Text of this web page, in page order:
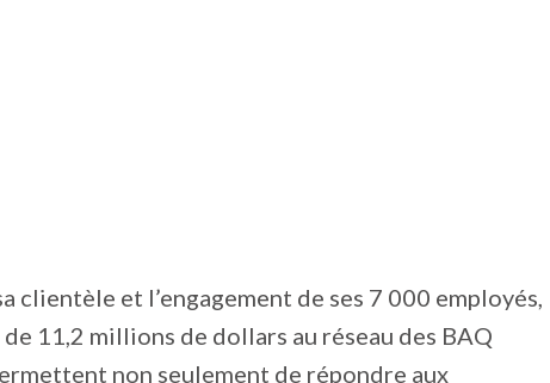
clientèle et l’engagement de ses 7 000 employés,
11,2 millions de dollars au réseau des BAQ
non seulement de répondre aux